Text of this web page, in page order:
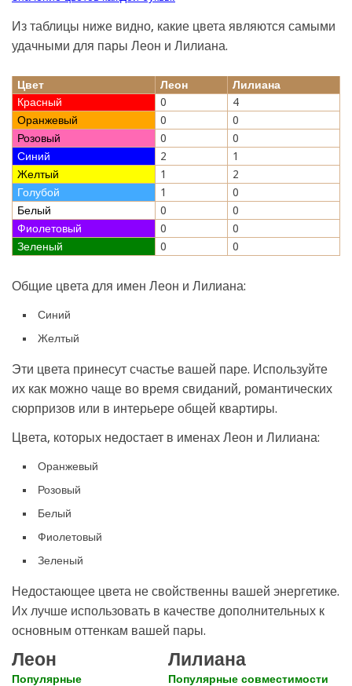
Из таблицы ниже видно, какие цвета являются самыми
удачными для пары Леон и Лилиана.
Цвет Леон
Лилиана
Красный
0
4
Оранжевый
0
0
Розовый
0
0
Синий
2
1
Желтый
1
2
Голубой
1
0
Белый
0
0
Фиолетовый
0
0
Зеленый
0 0
Общие цвета для имен Леон и Лилиана:
Синий
Желтый
Эти цвета принесут счастье вашей паре. Используйте
их как можно чаще во время свиданий, романтических
сюрпризов или в интерьере общей квартиры.
Цвета, которых недостает в именах Леон и Лилиана:
Оранжевый
Розовый
Белый
Фиолетовый
Зеленый
Недостающее цвета не свойственны вашей энергетике.
Их лучше использовать в качестве дополнительных к
основным оттенкам вашей пары.
Леон
Популярные
Лилиана
Популярные совместимости